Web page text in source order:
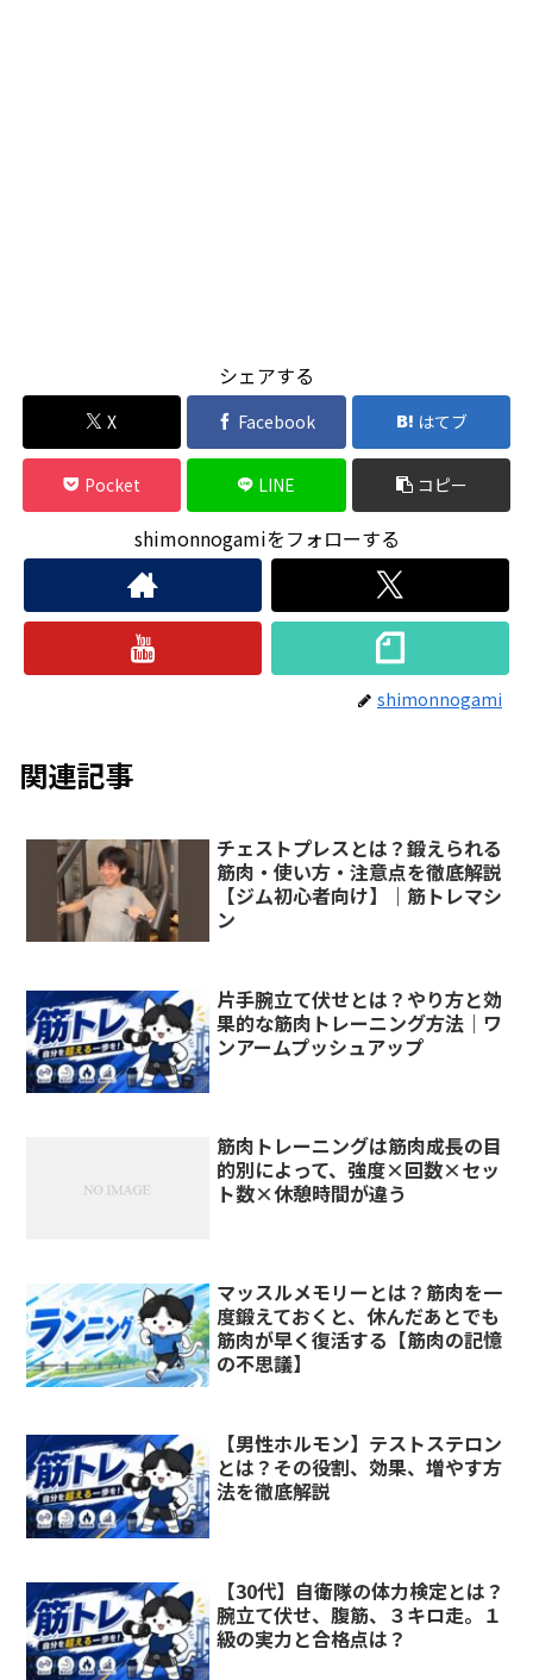
シェアする
X Facebook はてブ
Pocket LINE コピー
shimonnogamiをフォローする
shimonnogami
関連記事
チェストプレスとは？鍛えられる
筋肉・使い方・注意点を徹底解説
【ジム初心者向け】｜筋トレマシ
ン
片手腕立て伏せとは？やり方と効
果的な筋肉トレーニング方法｜ワ
ンアームプッシュアップ
筋肉トレーニングは筋肉成長の目
的別によって、強度×回数×セッ
ト数×休憩時間が違う
マッスルメモリーとは？筋肉を一
度鍛えておくと、休んだあとでも
筋肉が早く復活する【筋肉の記憶
の不思議】
【男性ホルモン】テストステロン
とは？その役割、効果、増やす方
法を徹底解説
【30代】自衛隊の体力検定とは？
腕立て伏せ、腹筋、３キロ走。１
級の実力と合格点は？